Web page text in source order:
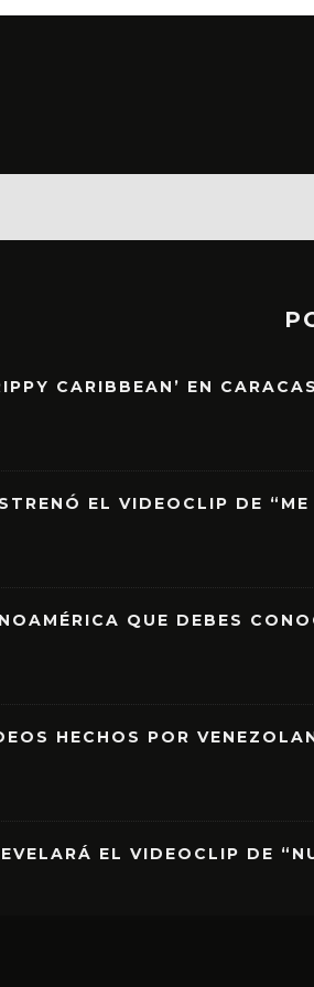
CARIBBEAN’ EN
EL VIDEOCLIP DE
QUE DEBES
HECHOS POR
EL VIDEOCLIP DE